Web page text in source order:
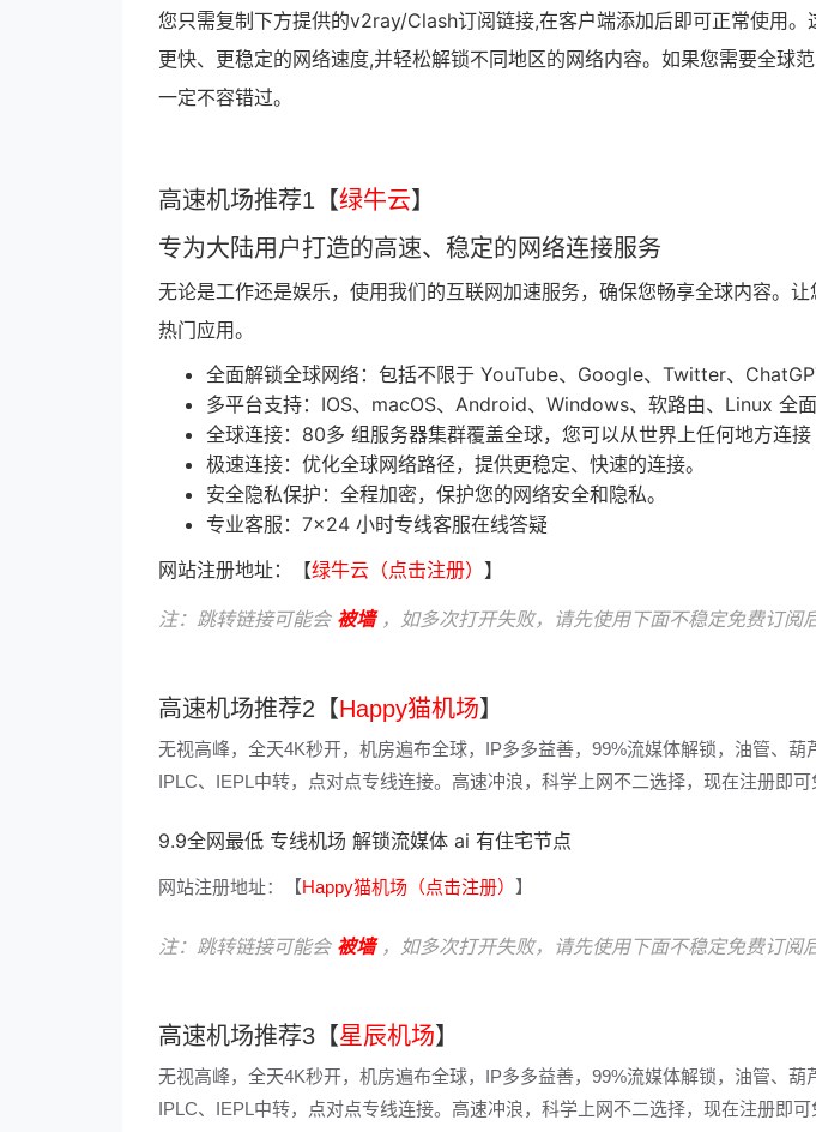
您只需复制下方提供的v2ray/Clash订阅链接,在客户端添加后即可正常使用。
更快、更稳定的网络速度,并轻松解锁不同地区的网络内容。如果您需要全球
一定不容错过。
高速机场推荐1【绿牛云】
专为大陆用户打造的高速、稳定的网络连接服务
无论是工作还是娱乐，使用我们的互联网加速服务，确保您畅享全球内容。
热门应用。
全面解锁全球网络：包括不限于 YouTube、Google、Twitter、
多平台支持：IOS、macOS、Android、Windows、软路由、Linux 全
全球连接：80多 组服务器集群覆盖全球，您可以从世界上任何地方连接
极速连接：优化全球网络路径，提供更稳定、快速的连接。
安全隐私保护：全程加密，保护您的网络安全和隐私。
专业客服：7×24 小时专线客服在线答疑
网站注册地址：【绿牛云（点击注册） 】
注：跳转链接可能会 被墙，如多次打开失败，请先使用下面不稳定免费订阅
高速机场推荐2【Happy猫机场】
无视高峰，全天4K秒开，机房遍布全球，IP多多益善，99%流媒体解锁，油管、葫
IPLC、IEPL中转，点对点专线连接。高速冲浪，科学上网不二选择，现在注册即可
9.9全网最低 专线机场 解锁流媒体 ai 有住宅节点
网站注册地址：【Happy猫机场（点击注册） 】
注：跳转链接可能会 被墙，如多次打开失败，请先使用下面不稳定免费订阅
高速机场推荐3【星辰机场】
无视高峰，全天4K秒开，机房遍布全球，IP多多益善，99%流媒体解锁，油管、葫
IPLC、IEPL中转，点对点专线连接。高速冲浪，科学上网不二选择，现在注册即可